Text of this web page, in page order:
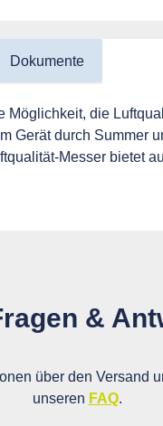
Dokumente
die
Gerät durch
Messer bietet
&
über den
unseren FAQ.